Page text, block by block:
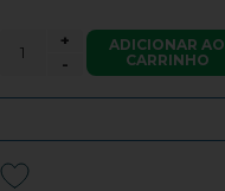
-
+
ADICIONAR AO
CARRINHO